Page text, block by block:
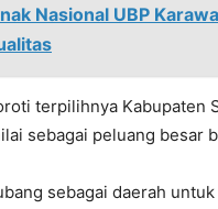
Nasional UBP
terpilihnya Kabupaten
sebagai peluang besar
sebagai daerah